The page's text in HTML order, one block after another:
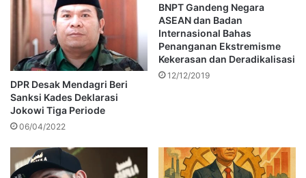
DPR Desak Mendagri Beri
Sanksi Kades Deklarasi
Jokowi Tiga Periode
06/04/2022
BNPT Gandeng Negara
ASEAN dan Badan
Internasional Bahas
Penanganan Ekstremisme
Kekerasan dan Deradikalisasi
12/12/2019